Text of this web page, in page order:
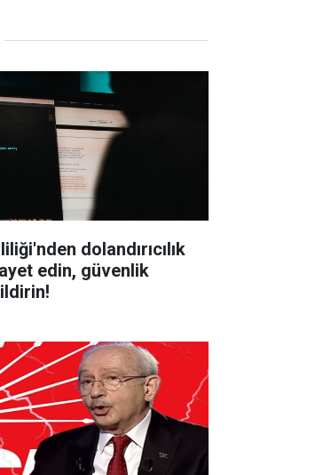
dolandırıcılık
edin, güvenlik